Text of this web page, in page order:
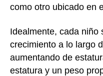
como otro ubicado en
Idealmente, cada niño
crecimiento a lo largo
aumentando de
estatura y un peso